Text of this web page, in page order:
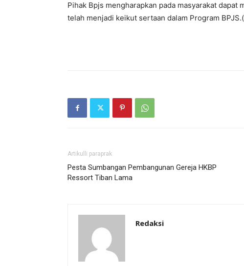
Pihak Bpjs mengharapkan pada masyarakat dapat
telah menjadi keikut sertaan dalam Program
Artikulli paraprak
Pesta Sumbangan Pembangunan Gereja HKBP
Ressort Tiban Lama
Redaksi